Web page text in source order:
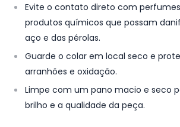
Evite o contato direto com
produtos químicos que possam
aço e das pérolas.
Guarde o colar em local seco e
arranhões e oxidação.
Limpe com um pano macio e seco
brilho e a qualidade da peça.